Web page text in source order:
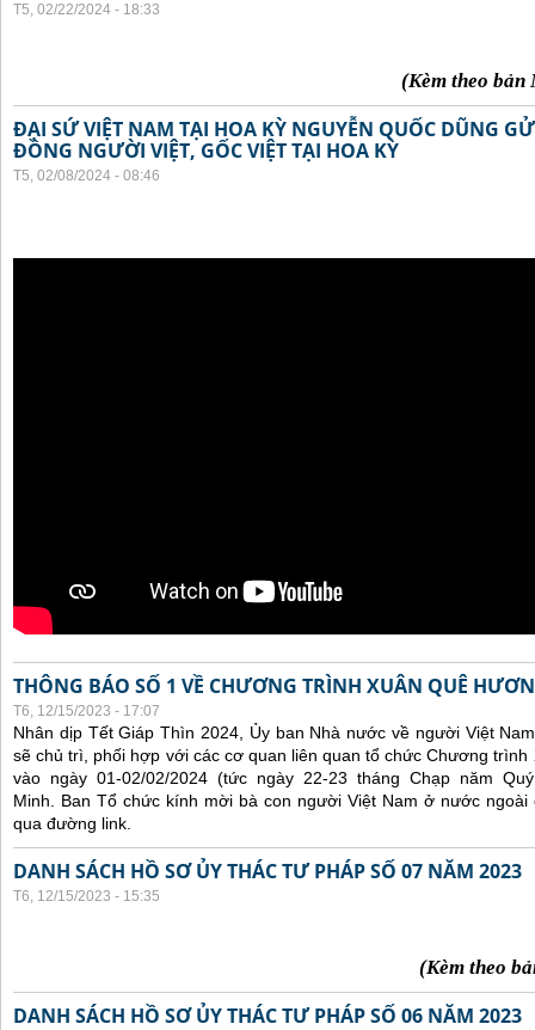
T5, 02/22/2024 - 18:33
(Kèm theo bản
ĐẠI SỨ VIỆT NAM TẠI HOA KỲ NGUYỄN QUỐC DŨNG
ĐỒNG NGƯỜI VIỆT, GỐC VIỆT TẠI HOA KỲ
T5, 02/08/2024 - 08:46
THÔNG BÁO SỐ 1 VỀ CHƯƠNG TRÌNH XUÂN QUÊ
T6, 12/15/2023 - 17:07
Nhân dịp Tết Giáp Thìn 2024, Ủy ban Nhà nước về người Việt
sẽ chủ trì, phối hợp với các cơ quan liên quan tổ chức Chương
vào ngày 01-02/02/2024 (tức ngày 22-23 tháng Chạp năm
Minh. Ban Tổ chức kính mời bà con người Việt Nam ở nước
qua đường link.
DANH SÁCH HỒ SƠ ỦY THÁC TƯ PHÁP SỐ 07 NĂM 2023
T6, 12/15/2023 - 15:35
(Kèm theo
DANH SÁCH HỒ SƠ ỦY THÁC TƯ PHÁP SỐ 06 NĂM 2023